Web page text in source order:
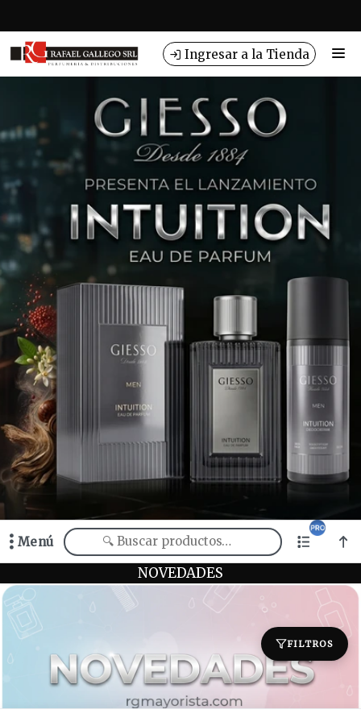
Ingresar a la Tienda
CÓMO COMPRAR
QUIÉNES SOMOS
INSTITUCIONAL
CONTACTO
Menú
Comprá online productos de en RAFAEL GALLEGO SRL
FILTROS
NOVEDADES